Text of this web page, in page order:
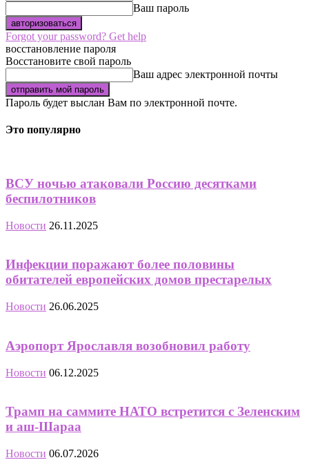
Ваш пароль
Forgot your password? Get help
восстановление пароля
Восстановите свой пароль
Ваш адрес электронной почты
Пароль будет выслан Вам по электронной почте.
Это популярно
ВСУ ночью атаковали Россию десятками
беспилотников
Новости 26.11.2025
Инфекции поражают более половины
обитателей европейских домов престарелых
Новости 26.06.2025
Аэропорт Ярославля возобновил работу
Новости 06.12.2025
Трамп на саммите НАТО встретится с Зеленским
и аш-Шараа
Новости 06.07.2026